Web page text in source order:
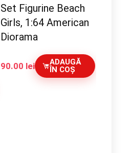
Set Figurine Beach
Girls, 1:64 American
Diorama
90.00 lei
ADAUGĂ
ÎN COȘ